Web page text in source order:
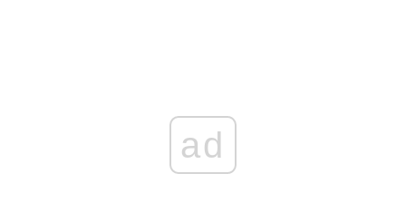
ad